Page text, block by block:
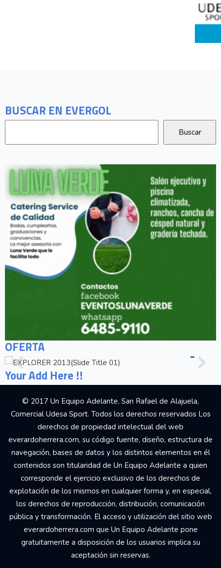
BUSCAR EN EVERGOL
OFERTA
Your Add Here !!
© 2017 Un Equipo Adelante, San Rafael de Alajuela,
Comercial Udesa Sport. Todos los derechos reservados Los
derechos de propiedad intelectual del web
everardoherrera.com, su código fuente, diseño, estructura de
navegación, bases de datos y los distintos elementos en él
contenidos son titularidad de Un Equipo Adelante a quien
corresponde el ejercicio exclusivo de los derechos de
explotación de los mismos en cualquier forma y, en especial,
los derechos de reproducción, distribución, comunicación
pública y transformación. El acceso y utilización del sitio web
everardoherrera.com que Un Equipo Adelante pone
gratuitamente a disposición de los usuarios implica su
aceptación sin reservas.